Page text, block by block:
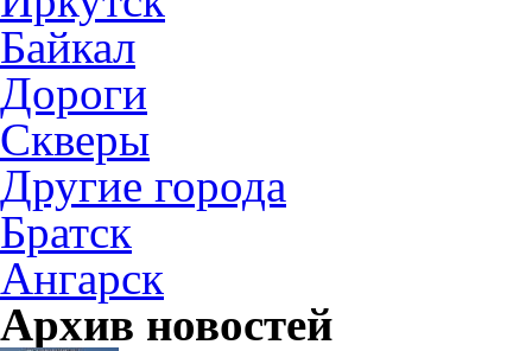
Байкал
Дороги
Скверы
Другие города
Братск
Ангарск
Архив новостей